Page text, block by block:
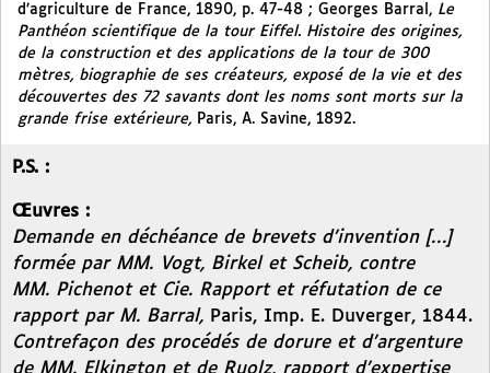
d’agriculture de France, 1890, p. 47-48 ; Georges Barral, Le
Panthéon scientifique de la tour Eiffel. Histoire des origines,
de la construction et des applications de la tour de 300
mètres, biographie de ses créateurs, exposé de la vie et des
découvertes des 72 savants dont les noms sont morts sur la
grande frise extérieure, Paris, A. Savine, 1892.
P.S. :
Œuvres :
Demande en déchéance de brevets d’invention […]
formée par MM. Vogt, Birkel et Scheib, contre
MM. Pichenot et Cie. Rapport et réfutation de ce
rapport par M. Barral, Paris, Imp. E. Duverger, 1844.
Contrefaçon des procédés de dorure et d’argenture